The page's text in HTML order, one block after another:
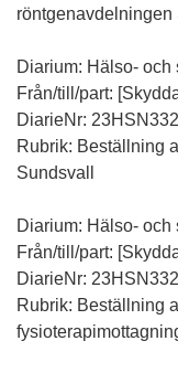
röntgenavdelningen
Diarium: Hälso-
Från/till/part:
DiarieNr:
Rubrik: Beställning
Sundsvall
Diarium: Hälso-
Från/till/part:
DiarieNr:
Rubrik: Beställning